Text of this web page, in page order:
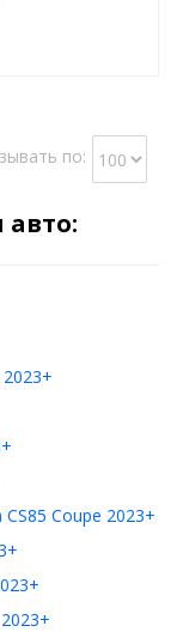
по:
Coupe 2023+